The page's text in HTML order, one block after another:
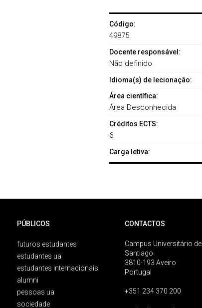
Código:
49875
Docente responsável:
Não definido
Idioma(s) de lecionação:
Área científica:
Área Desconhecida
Créditos ECTS:
6
Carga letiva:
PÚBLICOS
futuros estudantes
estudantes ua
estudantes internacionais
alumni
pessoas ua
sociedade
CONTACTOS
Campus Universitário de
Santiago
3810-193 Aveiro
Portugal
+351 234 370 200